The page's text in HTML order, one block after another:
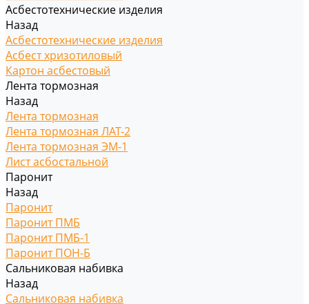
Асбестотехнические изделия
Назад
Асбестотехнические изделия
Асбест хризотиловый
Картон асбестовый
Лента тормозная
Назад
Лента тормозная
Лента тормозная ЛАТ-2
Лента тормозная ЭМ-1
Лист асбостальной
Паронит
Назад
Паронит
Паронит ПМБ
Паронит ПМБ-1
Паронит ПОН-Б
Сальниковая набивка
Назад
Сальниковая набивка